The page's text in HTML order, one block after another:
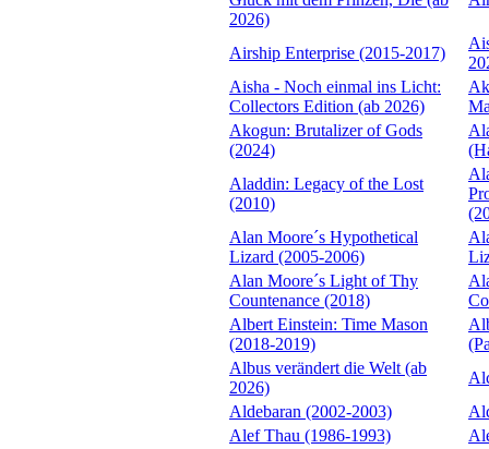
2026)
Airship Enterprise (2015-2017)
Aisha - Noch einmal ins Licht:
Collectors Edition (ab 2026)
Akogun: Brutalizer of Gods
(2024)
Aladdin: Legacy of the Lost
(2010)
Alan Moore´s Hypothetical
Lizard (2005-2006)
Alan Moore´s Light of Thy
Countenance (2018)
Albert Einstein: Time Mason
(2018-2019)
Albus verändert die Welt (ab
2026)
Aldebaran (2002-2003)
Alef Thau (1986-1993)